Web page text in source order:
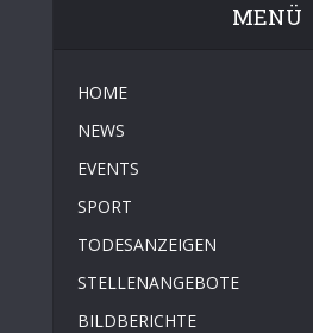
MENÜ
HOME
NEWS
EVENTS
SPORT
TODESANZEIGEN
STELLENANGEBOTE
BILDBERICHTE